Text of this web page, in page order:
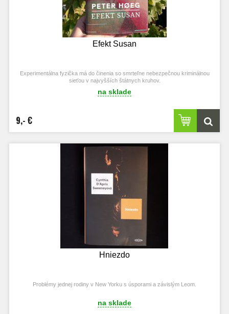
Efekt Susan
Experimentálna fyzička má do činenia so smrteľne nebezpečnou kriminálnou
sieťou v najvyšších štátnych kruhov.
na sklade
9,- €
Hniezdo
Problémy jednej rodiny v New Yorku s úsporami a závislým Leom.
na sklade